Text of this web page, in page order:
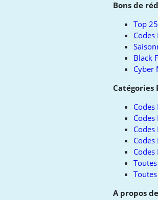
Bons de
Top
Codes
Black
Cyber
Catégories
A propos